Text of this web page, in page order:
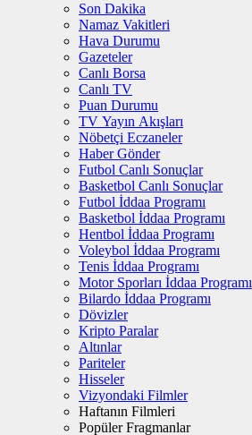
Son Dakika
Namaz Vakitleri
Hava Durumu
Gazeteler
Canlı Borsa
Canlı TV
Puan Durumu
TV Yayın Akışları
Nöbetçi Eczaneler
Haber Gönder
Futbol Canlı Sonuçlar
Basketbol Canlı Sonuçlar
Futbol İddaa Programı
Basketbol İddaa Programı
Hentbol İddaa Programı
Voleybol İddaa Programı
Tenis İddaa Programı
Motor Sporları İddaa Programı
Bilardo İddaa Programı
Dövizler
Kripto Paralar
Altınlar
Pariteler
Hisseler
Vizyondaki Filmler
Haftanın Filmleri
Popüler Fragmanlar